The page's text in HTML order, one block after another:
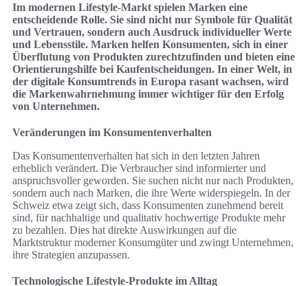
Im modernen Lifestyle-Markt spielen Marken eine
entscheidende Rolle. Sie sind nicht nur Symbole für Qualität
und Vertrauen, sondern auch Ausdruck individueller Werte
und Lebensstile. Marken helfen Konsumenten, sich in einer
Überflutung von Produkten zurechtzufinden und bieten eine
Orientierungshilfe bei Kaufentscheidungen. In einer Welt, in
der digitale Konsumtrends in Europa rasant wachsen, wird
die Markenwahrnehmung immer wichtiger für den Erfolg
von Unternehmen.
Veränderungen im Konsumentenverhalten
Das Konsumentenverhalten hat sich in den letzten Jahren
erheblich verändert. Die Verbraucher sind informierter und
anspruchsvoller geworden. Sie suchen nicht nur nach Produkten,
sondern auch nach Marken, die ihre Werte widerspiegeln. In der
Schweiz etwa zeigt sich, dass Konsumenten zunehmend bereit
sind, für nachhaltige und qualitativ hochwertige Produkte mehr
zu bezahlen. Dies hat direkte Auswirkungen auf die
Marktstruktur moderner Konsumgüter und zwingt Unternehmen,
ihre Strategien anzupassen.
Technologische Lifestyle-Produkte im Alltag